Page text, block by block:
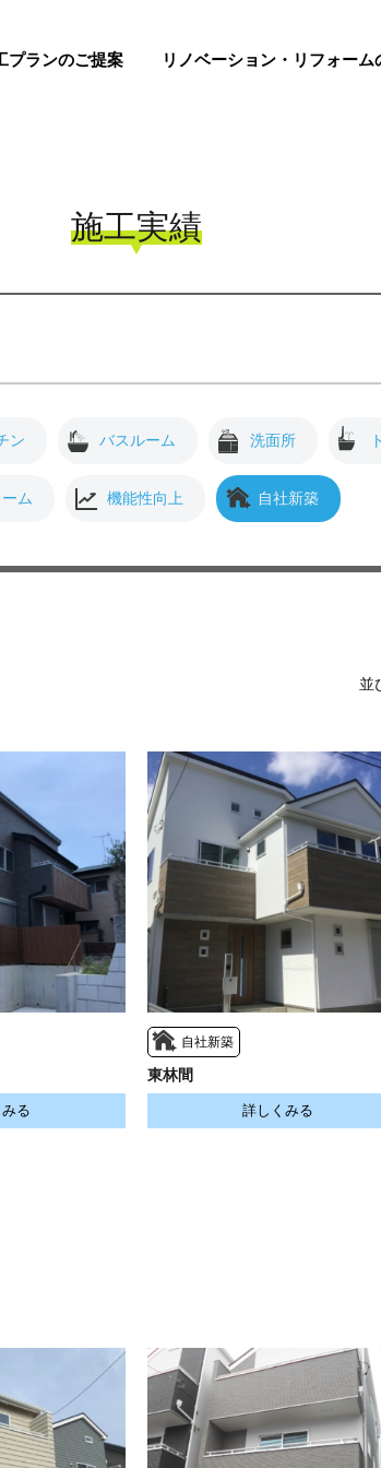
プランのご提案 リノベーション・リフォーム
施工実績
ン バスルーム 洗面所
ム 機能性向上 自社新築
並
る
自社新築
東林間
詳しくみる